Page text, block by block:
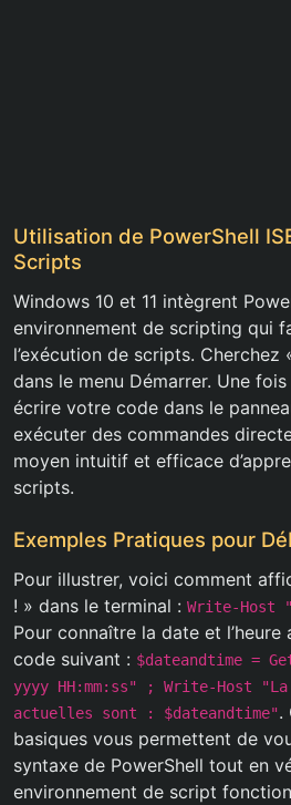
Utilisation de PowerShell
Scripts
Windows 10 et 11 intègrent
environnement de scripting qui
l’exécution de scripts. Cherchez
dans le menu Démarrer. Une
écrire votre code dans le
exécuter des commandes
moyen intuitif et efficace
scripts.
Exemples Pratiques pour
Pour illustrer, voici comment
! » dans le terminal : Write-Host
Pour connaître la date et
code suivant : $dateandtime =
yyyy HH:mm:ss" ; Write-Host
actuelles sont : $dateandtime".
basiques vous permettent de
syntaxe de PowerShell tout en
environnement de script